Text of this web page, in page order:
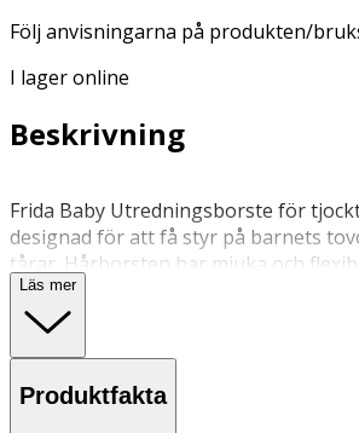
Följ anvisningarna på produkten/
I lager online
Beskrivning
Frida Baby Utredningsborste för
designad för att få styr på barnets
tårar. Hårborsten har mjuka och
en skonsam borstning. Den fungerar
torrt hår. Borsten har också en platt
med ett fodral för säker förvaring
Läs mer
Produktfakta